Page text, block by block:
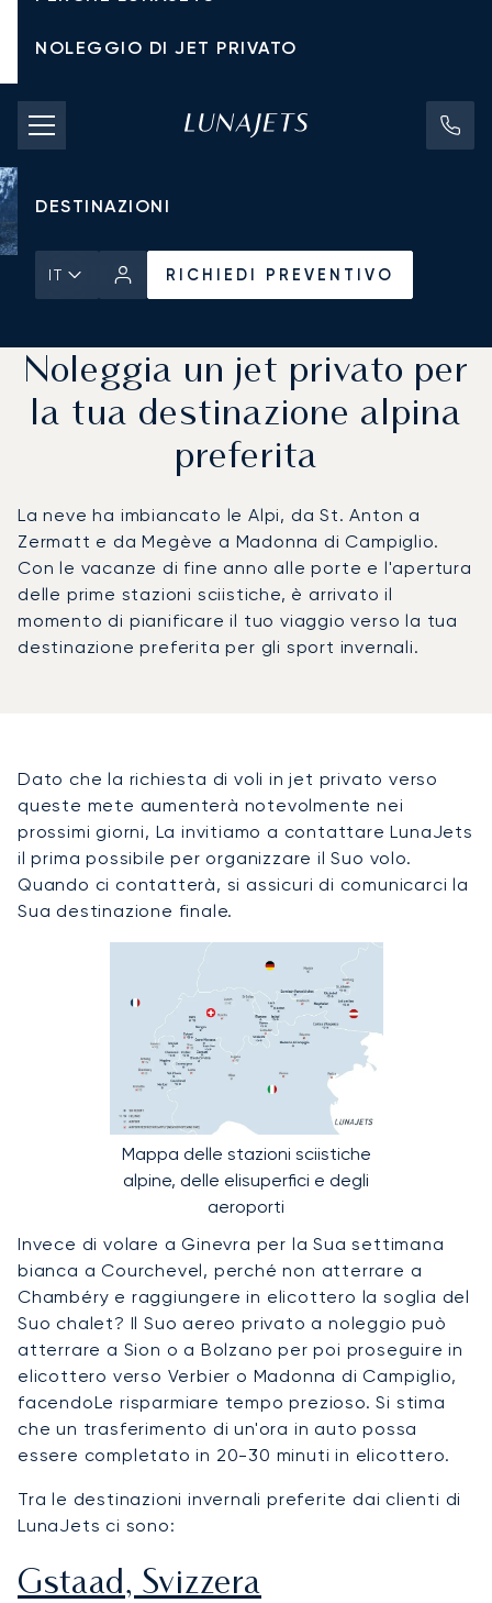
NOLEGGIO DI JET PRIVATO
TARIFFE DI NOLEGGIO
JET PRIVATI
DESTINAZIONI
IT
RICHIEDI PREVENTIVO
RICHIEDI PREVENTIVO
Noleggia un jet privato per
la tua destinazione alpina
preferita
La neve ha imbiancato le Alpi, da St. Anton a
Zermatt e da Megève a Madonna di Campiglio.
Con le vacanze di fine anno alle porte e l'apertura
delle prime stazioni sciistiche, è arrivato il
momento di pianificare il tuo viaggio verso la tua
destinazione preferita per gli sport invernali.
Dato che la richiesta di voli in jet privato verso
queste mete aumenterà notevolmente nei
prossimi giorni, La invitiamo a contattare LunaJets
il prima possibile per organizzare il Suo volo.
Quando ci contatterà, si assicuri di comunicarci la
Sua destinazione finale.
Mappa delle stazioni sciistiche
alpine, delle elisuperfici e degli
aeroporti
Invece di volare a Ginevra per la Sua settimana
bianca a Courchevel, perché non atterrare a
Chambéry e raggiungere in elicottero la soglia del
Suo chalet? Il Suo aereo privato a noleggio può
atterrare a Sion o a Bolzano per poi proseguire in
elicottero verso Verbier o Madonna di Campiglio,
facendoLe risparmiare tempo prezioso. Si stima
che un trasferimento di un'ora in auto possa
essere completato in 20-30 minuti in elicottero.
Tra le destinazioni invernali preferite dai clienti di
LunaJets ci sono:
Gstaad, Svizzera